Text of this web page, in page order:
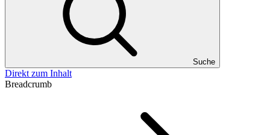
Suche
Direkt zum Inhalt
Breadcrumb